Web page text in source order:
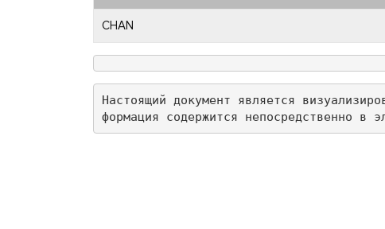
CHAN
Настоящий документ является
формация содержится непосредственно в